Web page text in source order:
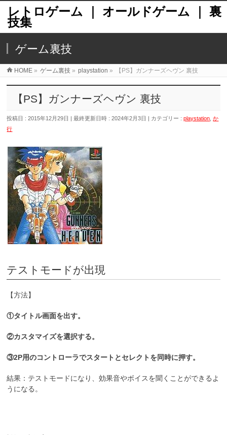
レトロゲーム ｜ オールドゲーム ｜ 裏
技集
ゲーム裏技
HOME » ゲーム裏技 » playstation » 【PS】ガンナーズヘヴン 裏技
【PS】ガンナーズヘヴン 裏技
投稿日 : 2015年12月29日 最終更新日時 : 2024年2月3日 カテゴリー :playstation ,か
行
テストモードが出現
【方法】
①タイトル画面を出す。
②カスタマイズを選択する。
③2P用のコントローラでスタートとセレクトを同時に押す。
結果：テストモードになり、効果音やボイスを聞くことができるよ
うになる。